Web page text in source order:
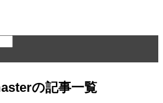
の記事一覧